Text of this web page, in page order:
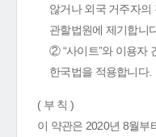
않거나 외국 거주자의
관할법원에 제기합니
② “사이트”와 이용자
한국법을 적용합니다.
( 부 칙 )
이 약관은 2020년 8월부